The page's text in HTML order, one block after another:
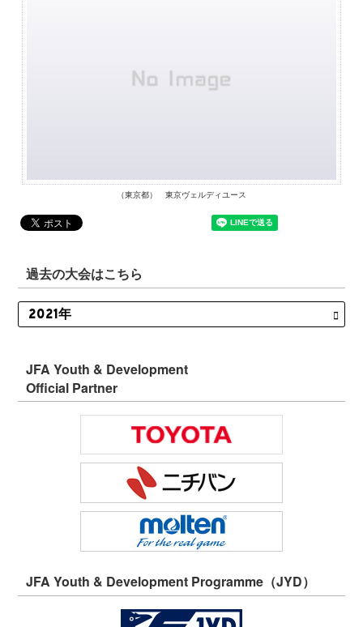
（東京都） 東京ヴェルディユース
過去の大会はこちら
JFA Youth & Development
Official Partner
JFA Youth & Development Programme（JYD）